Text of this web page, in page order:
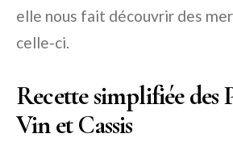
elle nous fait découvrir des
celle-ci.
Recette simplifiée des
Vin et Cassis